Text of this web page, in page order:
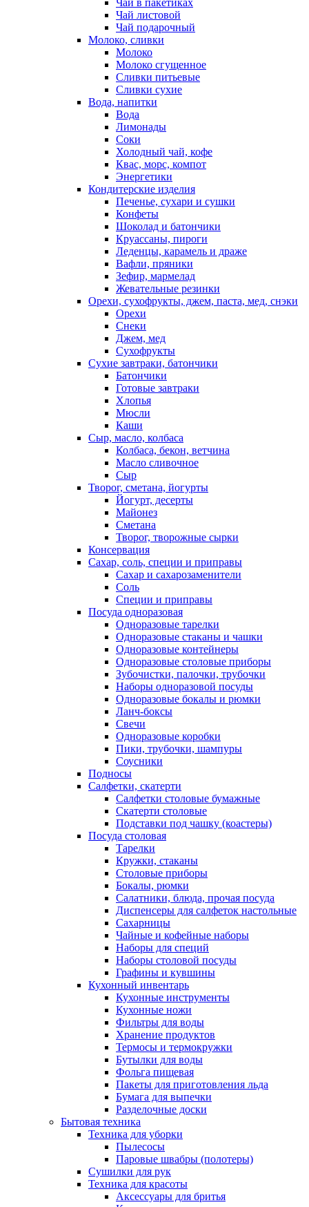
Чай в пакетиках
Чай листовой
Чай подарочный
Молоко, сливки
Молоко
Молоко сгущенное
Сливки питьевые
Сливки сухие
Вода, напитки
Вода
Лимонады
Соки
Холодный чай, кофе
Квас, морс, компот
Энергетики
Кондитерские изделия
Печенье, сухари и сушки
Конфеты
Шоколад и батончики
Круассаны, пироги
Леденцы, карамель и драже
Вафли, пряники
Зефир, мармелад
Жевательные резинки
Орехи, сухофрукты, джем, паста, мед, снэки
Орехи
Снеки
Джем, мед
Сухофрукты
Сухие завтраки, батончики
Батончики
Готовые завтраки
Хлопья
Мюсли
Каши
Сыр, масло, колбаса
Колбаса, бекон, ветчина
Масло сливочное
Сыр
Творог, сметана, йогурты
Йогурт, десерты
Майонез
Сметана
Творог, творожные сырки
Консервация
Сахар, соль, специи и приправы
Сахар и сахарозаменители
Соль
Специи и приправы
Посуда одноразовая
Одноразовые тарелки
Одноразовые стаканы и чашки
Одноразовые контейнеры
Одноразовые столовые приборы
Зубочистки, палочки, трубочки
Наборы одноразовой посуды
Одноразовые бокалы и рюмки
Ланч-боксы
Свечи
Одноразовые коробки
Пики, трубочки, шампуры
Соусники
Подносы
Салфетки, скатерти
Салфетки столовые бумажные
Скатерти столовые
Подставки под чашку (коастеры)
Посуда столовая
Тарелки
Кружки, стаканы
Столовые приборы
Бокалы, рюмки
Салатники, блюда, прочая посуда
Диспенсеры для салфеток настольные
Сахарницы
Чайные и кофейные наборы
Наборы для специй
Наборы столовой посуды
Графины и кувшины
Кухонный инвентарь
Кухонные инструменты
Кухонные ножи
Фильтры для воды
Хранение продуктов
Термосы и термокружки
Бутылки для воды
Фольга пищевая
Пакеты для приготовления льда
Бумага для выпечки
Разделочные доски
Бытовая техника
Техника для уборки
Пылесосы
Паровые швабры (полотеры)
Сушилки для рук
Техника для красоты
Аксессуары для бритья